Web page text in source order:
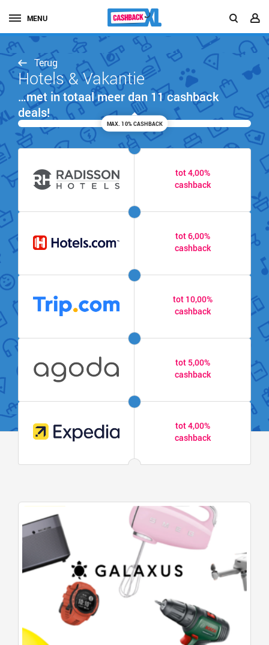
MENU
Terug
Hotels & Vakantie
…met in totaal meer dan 11 cashback
deals!
MAX. 10% CASHBACK
tot 4,00%
cashback
tot 6,00%
cashback
tot 10,00%
cashback
tot 5,00%
cashback
tot 4,00%
cashback